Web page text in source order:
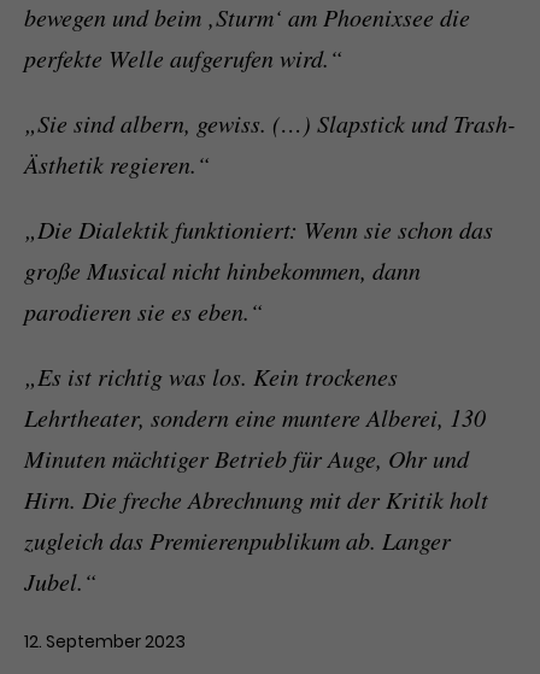
bewegen und beim ‚Sturm‘ am Phoenixsee die
perfekte Welle aufgerufen wird.“
„Sie sind albern, gewiss. (…) Slapstick und Trash-
Ästhetik regieren.“
„Die Dialektik funktioniert: Wenn sie schon das
große Musical nicht hinbekommen, dann
parodieren sie es eben.“
„Es ist richtig was los. Kein trockenes
Lehrtheater, sondern eine muntere Alberei, 130
Minuten mächtiger Betrieb für Auge, Ohr und
Hirn. Die freche Abrechnung mit der Kritik holt
zugleich das Premierenpublikum ab. Langer
Jubel.“
12. September 2023